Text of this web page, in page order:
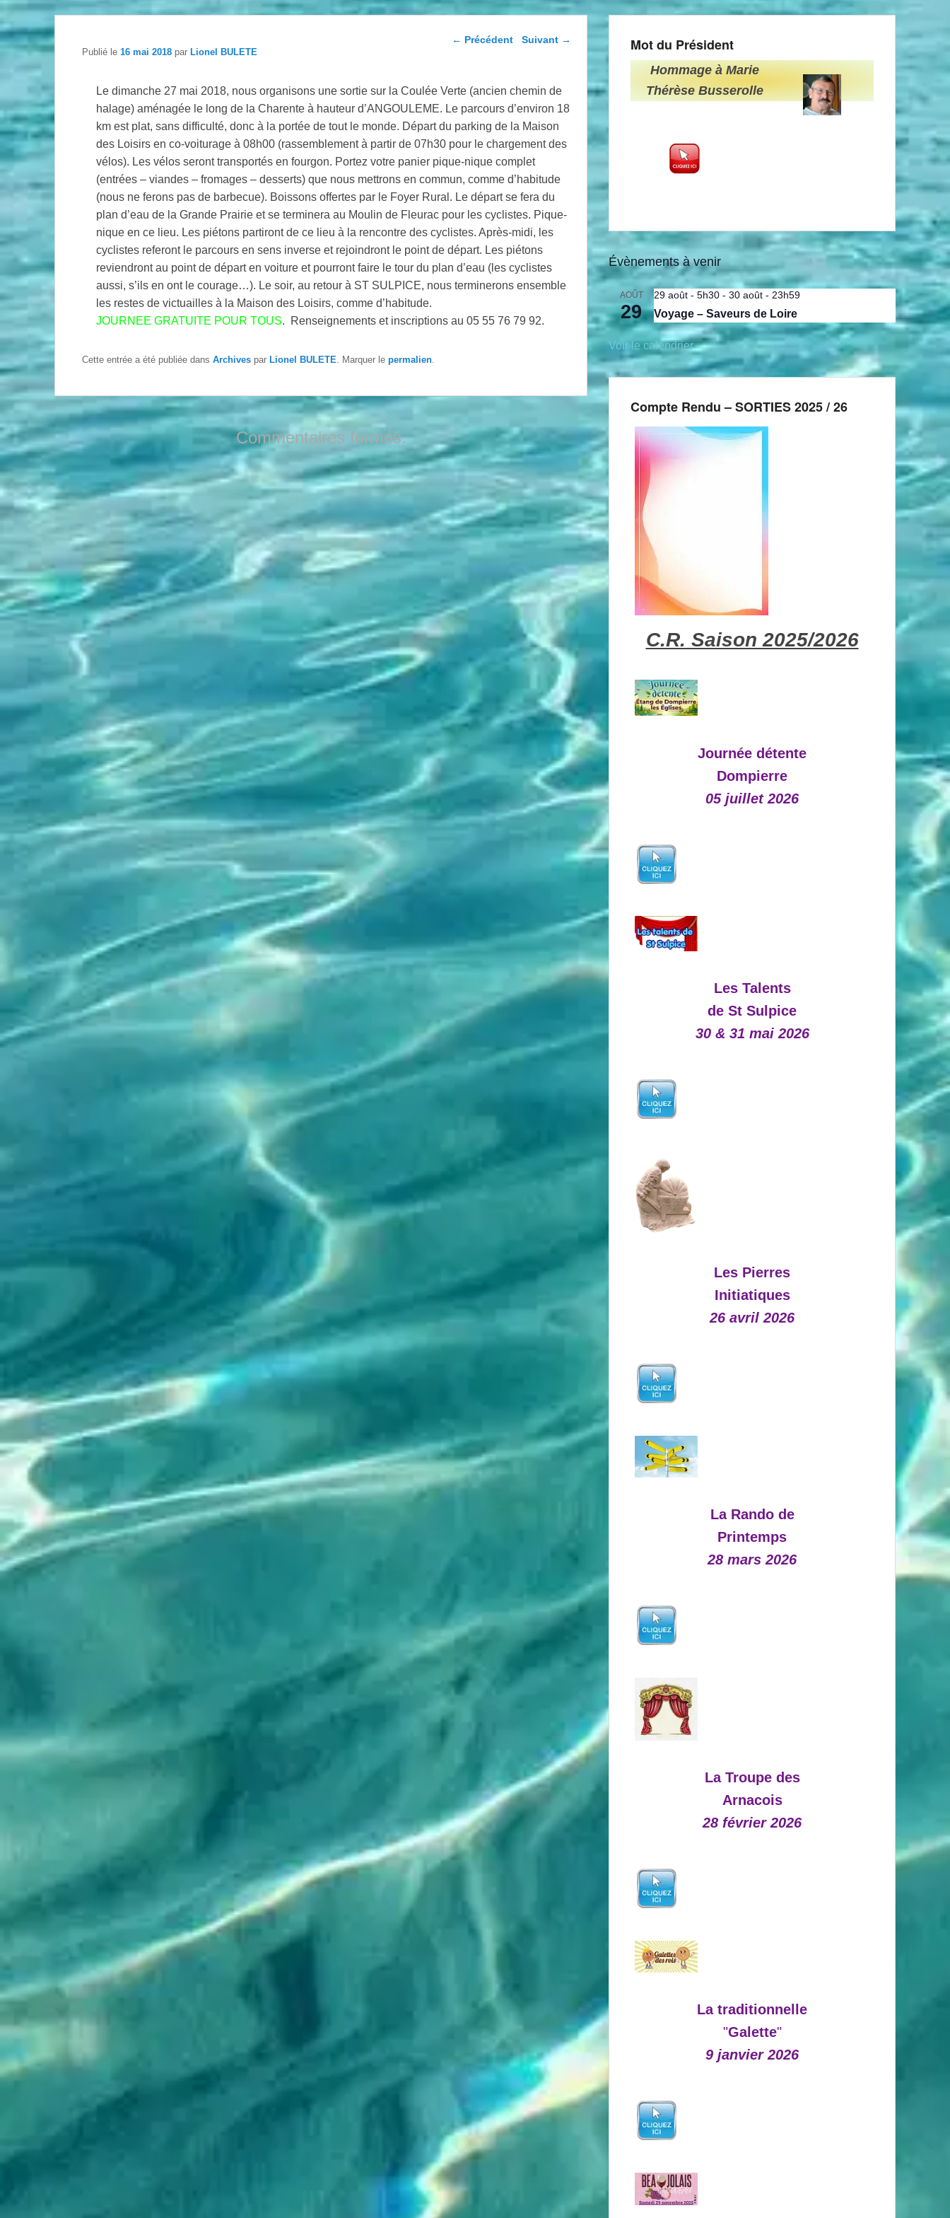
Navigation dans les
← Précédent Suivant →
Publié le 16 mai 2018 par Lionel BULETE
Le dimanche 27 mai 2018, nous organisons une sortie sur la Coulée Verte (ancien chemin de
halage) aménagée le long de la Charente à hauteur d’ANGOULEME. Le parcours d’environ 18
km est plat, sans difficulté, donc à la portée de tout le monde. Départ du parking de la Maison
des Loisirs en co-voiturage à 08h00 (rassemblement à partir de 07h30 pour le chargement des
vélos). Les vélos seront transportés en fourgon. Portez votre panier pique-nique complet
(entrées – viandes – fromages – desserts) que nous mettrons en commun, comme d’habitude
(nous ne ferons pas de barbecue). Boissons offertes par le Foyer Rural. Le départ se fera du
plan d’eau de la Grande Prairie et se terminera au Moulin de Fleurac pour les cyclistes. Pique-
nique en ce lieu. Les piétons partiront de ce lieu à la rencontre des cyclistes. Après-midi, les
cyclistes referont le parcours en sens inverse et rejoindront le point de départ. Les piétons
reviendront au point de départ en voiture et pourront faire le tour du plan d’eau (les cyclistes
aussi, s’ils en ont le courage…). Le soir, au retour à ST SULPICE, nous terminerons ensemble
les restes de victuailles à la Maison des Loisirs, comme d’habitude.
JOURNEE GRATUITE POUR TOUS. Renseignements et inscriptions au 05 55 76 79 92.
Cette entrée a été publiée dans Archives par Lionel BULETE. Marquer le permalien.
Commentaires fermés.
Mot du Président
Hommage à Marie
Thérèse Busserolle
Évènements à venir
AOÛT
29
29 août - 5h30 - 30 août - 23h59
Voyage – Saveurs de Loire
Voir le calendrier
Compte Rendu – SORTIES 2025 / 26
C.R. Saison 2025/2026
Journée détente
Dompierre
05 juillet 2026
Les Talents
de St Sulpice
30 & 31 mai 2026
Les Pierres
Initiatiques
26 avril 2026
La Rando de
Printemps
28 mars 2026
La Troupe des
Arnacois
28 février 2026
La traditionnelle
"Galette"
9 janvier 2026